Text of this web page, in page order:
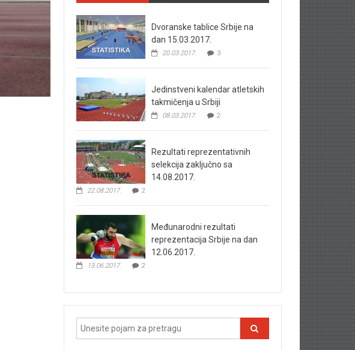
Dvoranske tablice Srbije na
dan 15.03.2017.
20.03.2017. 3
Jedinstveni kalendar atletskih
takmičenja u Srbiji
08.03.2017. 2
Rezultati reprezentativnih
selekcija zaključno sa
14.08.2017.
22.08.2017. 2
Međunarodni rezultati
reprezentacija Srbije na dan
12.06.2017.
13.06.2017. 2